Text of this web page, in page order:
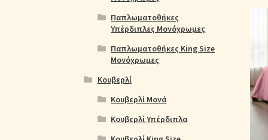
Παπλωματοθήκες
Υπέρδιπλες Μονόχρωμες
Παπλωματοθήκες King Size
Μονόχρωμες
Κουβερλί
Κουβερλί Μονά
Κουβερλί Υπέρδιπλα